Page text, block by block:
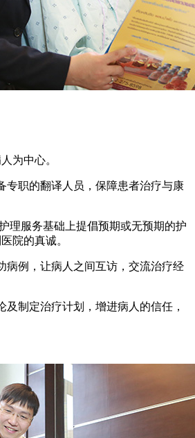
为中心。
职的翻译人员，保障患者治疗与康
服务基础上提倡预期或无预期的护
院的真诚。
例，让病人之间互访，交流治疗经
制定治疗计划，增进病人的信任，